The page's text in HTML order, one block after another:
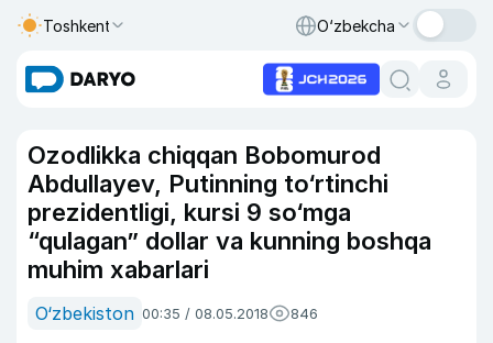
Toshkent O‘zbekcha
Ozodlikka chiqqan Bobomurod
Abdullayev, Putinning to‘rtinchi
prezidentligi, kursi 9 so‘mga
“qulagan” dollar va kunning boshqa
muhim xabarlari
O‘zbekiston 00:35 / 08.05.2018 846